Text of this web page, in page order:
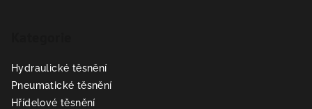
Hydraulické těsnění
Pneumatické těsnění
Hřídelové těsnění